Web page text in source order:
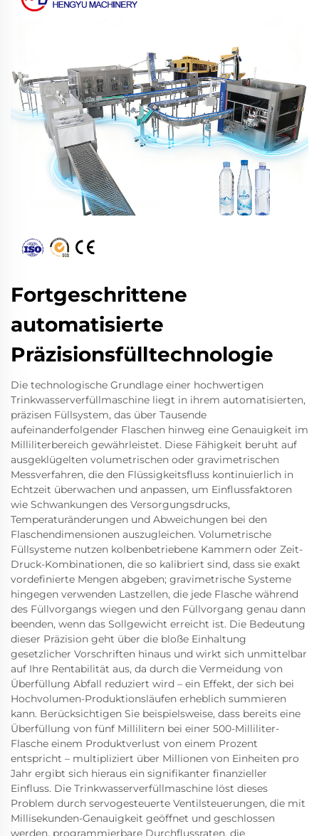
Fortgeschrittene
automatisierte
Präzisionsfülltechnologie
Die technologische Grundlage einer hochwertigen
Trinkwasserverfüllmaschine liegt in ihrem automatisierten,
präzisen Füllsystem, das über Tausende
aufeinanderfolgender Flaschen hinweg eine Genauigkeit im
Milliliterbereich gewährleistet. Diese Fähigkeit beruht auf
ausgeklügelten volumetrischen oder gravimetrischen
Messverfahren, die den Flüssigkeitsfluss kontinuierlich in
Echtzeit überwachen und anpassen, um Einflussfaktoren
wie Schwankungen des Versorgungsdrucks,
Temperaturänderungen und Abweichungen bei den
Flaschendimensionen auszugleichen. Volumetrische
Füllsysteme nutzen kolbenbetriebene Kammern oder Zeit-
Druck-Kombinationen, die so kalibriert sind, dass sie exakt
vordefinierte Mengen abgeben; gravimetrische Systeme
hingegen verwenden Lastzellen, die jede Flasche während
des Füllvorgangs wiegen und den Füllvorgang genau dann
beenden, wenn das Sollgewicht erreicht ist. Die Bedeutung
dieser Präzision geht über die bloße Einhaltung
gesetzlicher Vorschriften hinaus und wirkt sich unmittelbar
auf Ihre Rentabilität aus, da durch die Vermeidung von
Überfüllung Abfall reduziert wird – ein Effekt, der sich bei
Hochvolumen-Produktionsläufen erheblich summieren
kann. Berücksichtigen Sie beispielsweise, dass bereits eine
Überfüllung von fünf Millilitern bei einer 500-Milliliter-
Flasche einem Produktverlust von einem Prozent
entspricht – multipliziert über Millionen von Einheiten pro
Jahr ergibt sich hieraus ein signifikanter finanzieller
Einfluss. Die Trinkwasserverfüllmaschine löst dieses
Problem durch servogesteuerte Ventilsteuerungen, die mit
Millisekunden-Genauigkeit geöffnet und geschlossen
werden, programmierbare Durchflussraten, die